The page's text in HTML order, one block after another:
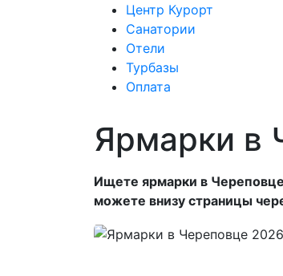
Центр Курорт
Санатории
Отели
Турбазы
Оплата
Ярмарки в
Ищете ярмарки в
можете внизу страницы